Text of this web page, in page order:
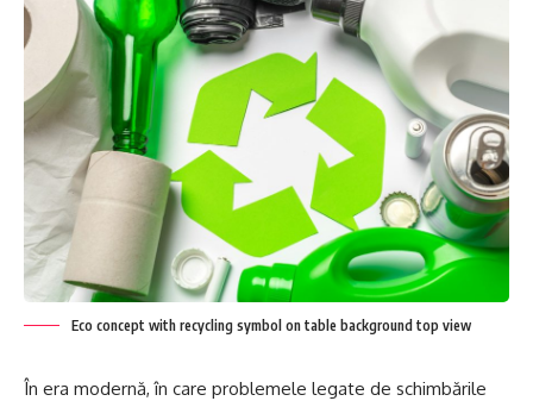
Eco concept with recycling symbol on table background top view
În era modernă, în care problemele legate de schimbările